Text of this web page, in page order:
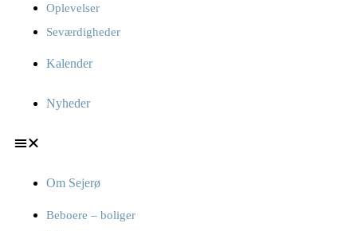
Oplevelser
Seværdigheder
Kalender
Nyheder
Om Sejerø
Beboere – boliger